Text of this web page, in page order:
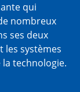
qui
nombreux
ses deux
les systèmes
technologie.